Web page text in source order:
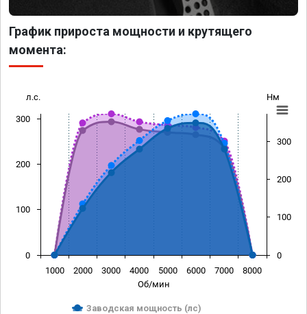
График прироста мощности и крутящего
момента:
Об/мин
л.с. Нм
Заводская мощность (лс)
1000 2000 3000 4000 5000 6000 7000 8000
0
100
200
300
0
100
200
300